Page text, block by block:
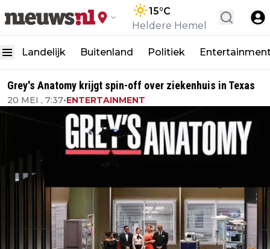
15°C
Heldere Hemel
Landelijk Buitenland Politiek
Grey's Anatomy krijgt spin-off over ziekenhuis in Texas
20 MEI , 7:37•ENTERTAINMENT